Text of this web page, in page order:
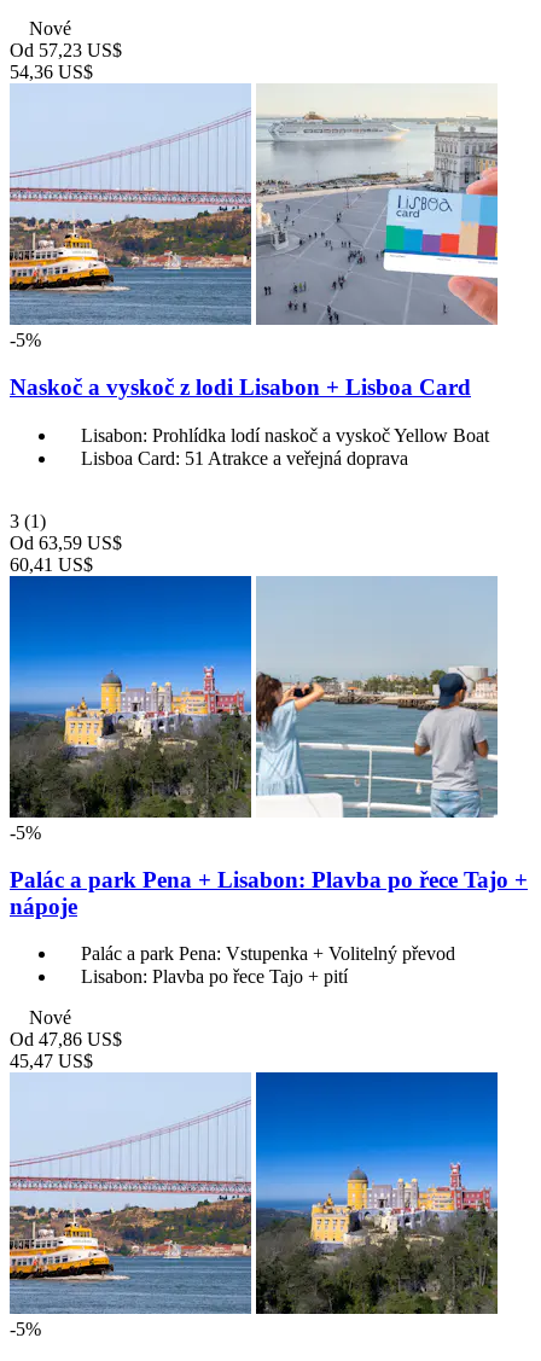
Nové
Od 57,23 US$
54,36 US$
-5%
Naskoč a vyskoč z lodi Lisabon + Lisboa Card
Lisabon: Prohlídka lodí naskoč a vyskoč Yellow Boat
Lisboa Card: 51 Atrakce a veřejná doprava
3 (1)
Od 63,59 US$
60,41 US$
-5%
Palác a park Pena + Lisabon: Plavba po řece Tajo +
nápoje
Palác a park Pena: Vstupenka + Volitelný převod
Lisabon: Plavba po řece Tajo + pití
Nové
Od 47,86 US$
45,47 US$
-5%